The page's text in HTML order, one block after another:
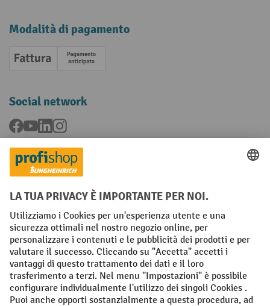
Modalità di pagamento
Fattura Pagamento anticipato
Social network
Facebook
YouTubeLinkedInInstagram
Condizioni Generali di Vendita
Dichiarazione di protezione dei dati Impronta
Impostazioni sulla privacy
All prices excl. VAT plusshipping costsand possible delivery charges,
if not stated otherwise.
¹ Lo sconto è valido fino a esaurimento scorte. Lo sconto non si applica